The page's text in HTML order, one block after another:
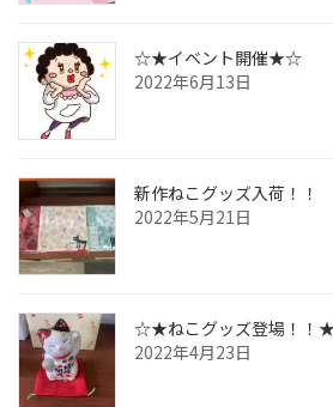
☆★イベント開催★☆
2022年6月13日
新作ねこグッズ入荷！！
2022年5月21日
☆★ねこグッズ登場！
2022年4月23日